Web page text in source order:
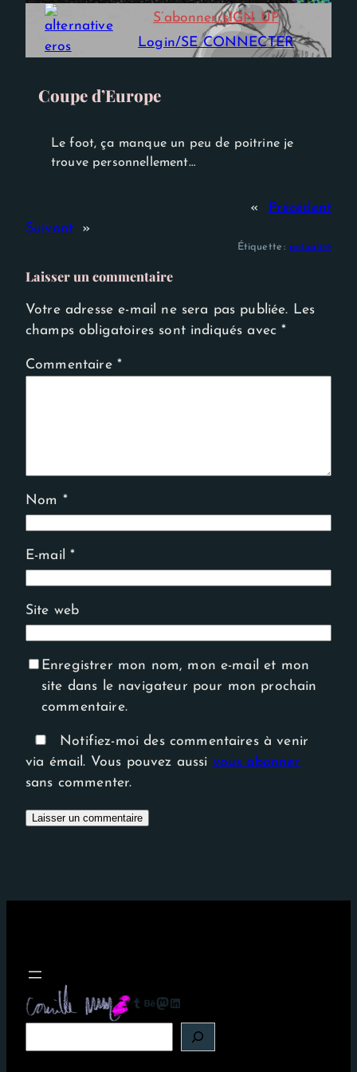
S’abonner/sIGN UP
Login/SE CONNECTER
Coupe d’Europe
Le foot, ça manque un peu de poitrine je
trouve personnellement…
«
Précédent
Suivant
»
Étiquette : actualité
Laisser un commentaire
Votre adresse e-mail ne sera pas publiée. Les
champs obligatoires sont indiqués avec*
Commentaire *
Nom *
E-mail*
Site web
Enregistrer mon nom, mon e-mail et mon
site dans le navigateur pour mon prochain
commentaire.
Notifiez-moi des commentaires à venir
via émail. Vous pouvez aussi vous abonner
sans commenter.
Tumblr Behance Mastodon LinkedIn
e
Experience
Afin que notre
site Web
fonctionne
aussi bien que
de votre
visite. Si vous
certaines
fonctionnalités
disparaîtront